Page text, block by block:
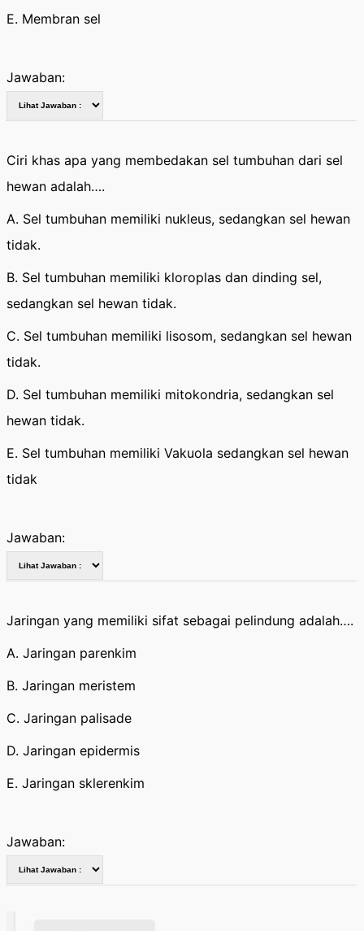
E. Membran sel
Jawaban:
Ciri khas apa yang membedakan sel tumbuhan dari sel
hewan adalah….
A. Sel tumbuhan memiliki nukleus, sedangkan sel hewan
tidak.
B. Sel tumbuhan memiliki kloroplas dan dinding sel,
sedangkan sel hewan tidak.
C. Sel tumbuhan memiliki lisosom, sedangkan sel hewan
tidak.
D. Sel tumbuhan memiliki mitokondria, sedangkan sel
hewan tidak.
E. Sel tumbuhan memiliki Vakuola sedangkan sel hewan
tidak
Jawaban:
Jaringan yang memiliki sifat sebagai pelindung adalah….
A. Jaringan parenkim
B. Jaringan meristem
C. Jaringan palisade
D. Jaringan epidermis
E. Jaringan sklerenkim
Jawaban: